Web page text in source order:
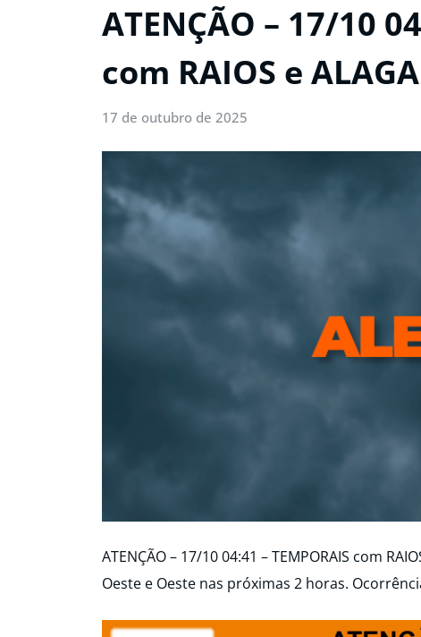
ATENÇÃO – 17/10
com RAIOS e
17 de outubro de 2025
ATENÇÃO – 17/10 04:41 – TEMPORAIS com
Oeste e Oeste nas próximas 2 horas.